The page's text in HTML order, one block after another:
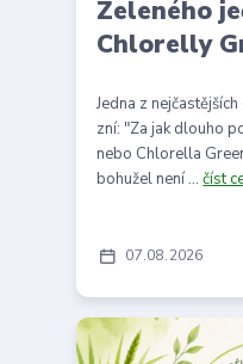
07 08 2026
Zeleného
Chlorelly
Jedna z
zní: "Za jak dlouho
nebo Chlorella
bohužel není ...číst